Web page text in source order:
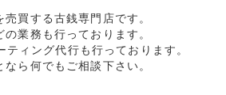
買する古銭専門店です。
業務も行っております。
ィング代行も行っております。
ら何でもご相談下さい。